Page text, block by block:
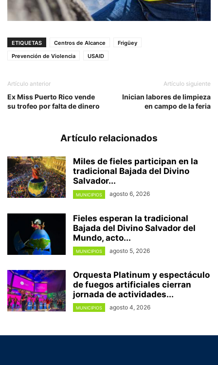
ETIQUETAS Centros de Alcance
Frigüey
Prevención de Violencia
USAID
Artículo anterior
Ex Miss Puerto Rico vende
su trofeo por falta de dinero
Artículo siguiente
Inician labores de limpieza
en campo de la feria
Artículo relacionados
Miles de fieles participan en la
tradicional Bajada del Divino
Salvador...
MUNICIPIOS agosto 6, 2026
Fieles esperan la tradicional
Bajada del Divino Salvador del
Mundo, acto...
MUNICIPIOS agosto 5, 2026
Orquesta Platinum y espectáculo
de fuegos artificiales cierran
jornada de actividades...
MUNICIPIOS agosto 4, 2026